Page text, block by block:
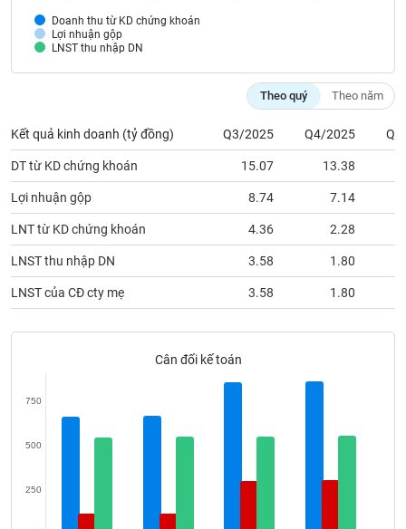
Lợi nhuận gộp
LNST thu nhập DN
Doanh thu từ KD chứng khoán
Theo quý Theo năm
Kết quả kinh doanh (tỷ đồng) Q3/2025 Q4/2025
DT từ KD chứng khoán 15.07 13.38
Lợi nhuận gộp 8.74 7.14
LNT từ KD chứng khoán 4.36 2.28
LNST thu nhập DN 3.58 1.80
LNST của CĐ cty mẹ 3.58 1.80
Cân đối kế toán
250
500
750
TIN
VỤ
TRUYỀN
THÔNG
TIỆN
ÍCH
ĐỘNG
khoán